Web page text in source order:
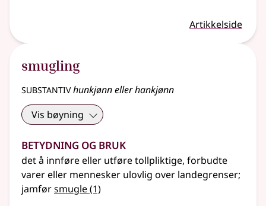
Artikkelside
smugling
substantivhunkjønn eller hankjønn
Vis bøyning
Betydning og bruk
det å innføre eller utføre tollpliktige, forbudte
varer eller mennesker ulovlig over landegrenser;
jamførsmugle(1)